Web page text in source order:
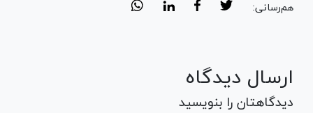
هم‌رسانی:
ارسال دیدگاه
دیدگاهتان را بنویسید